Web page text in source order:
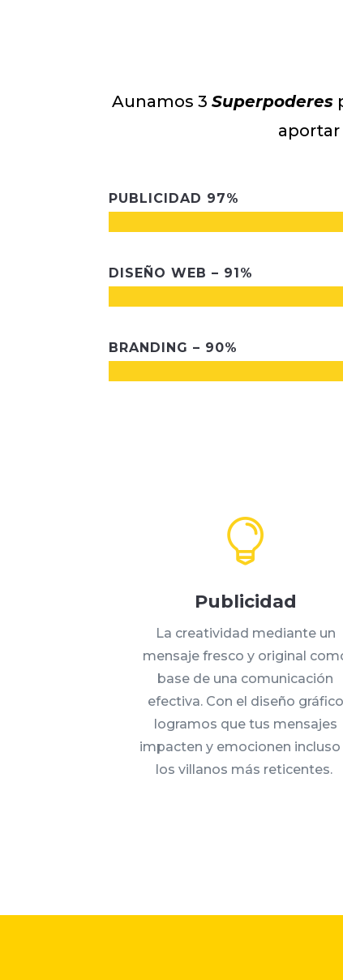
Aunamos 3 Superpoderes
aportar
PUBLICIDAD 97%
DISEÑO WEB – 91%
BRANDING – 90%

Publicidad
La creatividad mediante un
mensaje fresco y original
base de una comunicación
efectiva. Con el diseño gráfico
logramos que tus mensajes
impacten y emocionen incluso
los villanos más reticentes.